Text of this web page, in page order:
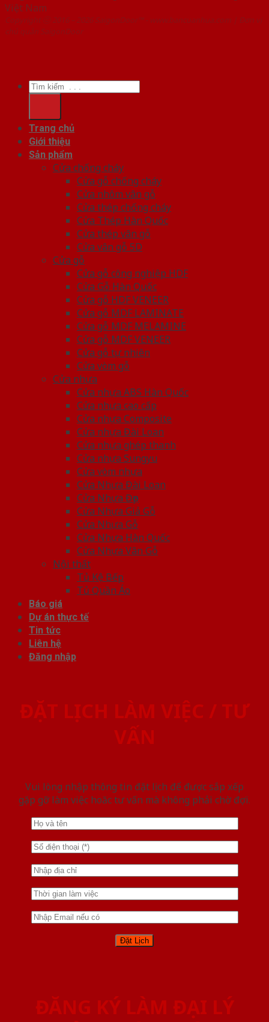
Việt Nam
Copyright ⓒ 2016 – 2026 SaigonDoor™ - www.bancuanhua.com | Đơn vị
chủ quản SaigonDoor
Tìm
kiếm:
Trang chủ
Giới thiệu
Sản phẩm
Cửa chống cháy
Cửa gỗ chống cháy
Cửa nhôm vân gỗ
Cửa thép chống cháy
Cửa Thép Hàn Quốc
Cửa thép vân gỗ
Cửa vân gỗ 5D
Cửa gỗ
Cửa gỗ công nghiệp HDF
Cửa Gỗ Hàn Quốc
Cửa gỗ HDF VENEER
Cửa gỗ MDF LAMINATE
Cửa gỗ MDF MELAMINE
Cửa gỗ MDF VENEER
Cửa gỗ tự nhiên
Cửa vòm gỗ
Cửa nhựa
Cửa nhựa ABS Hàn Quốc
Cửa nhựa cao cấp
Cửa nhựa Composite
Cửa nhựa Đài Loan
Cửa nhựa ghép thanh
Cửa nhựa Sungyu
Cửa vòm nhựa
Cửa Nhựa Đài Loan
Cửa Nhựa Đẹp
Cửa Nhựa Giả Gỗ
Cửa Nhựa Gỗ
Cửa Nhựa Hàn Quốc
Cửa Nhựa Vân Gỗ
Nội thất
Tủ Kệ Bếp
Tủ Quần Áo
Báo giá
Dự án thực tế
Tin tức
Liên hệ
Đăng nhập
ĐẶT LỊCH LÀM VIỆC / TƯ
VẤN
Vui lòng nhập thông tin đặt lịch để được sắp xếp
gặp gỡ làm việc hoăc tư vấn mà không phải chờ đợi.
ĐĂNG KÝ LÀM ĐẠI LÝ